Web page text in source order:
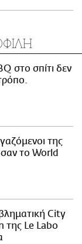
στο σπίτι δεν
της
το World
City
της Le Labo